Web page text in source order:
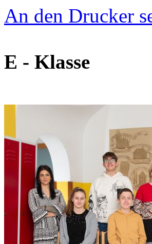
An den Drucker
E - Klasse